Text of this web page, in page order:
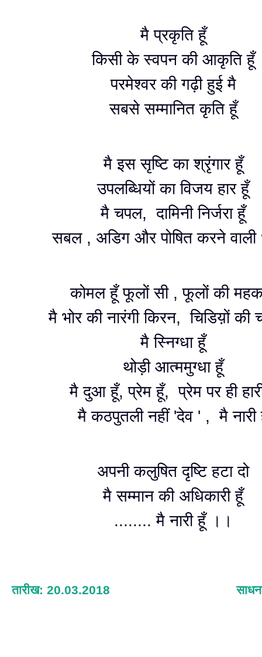
मै प्रकृति हूँ
किसी के स्वपन की आकृति हूँ
परमेश्वर की गढ़ी हुई मै
सबसे सम्मानित कृति हूँ
मै इस सृष्टि का श्रृंगार हूँ
उपलब्धियों का विजय हार हूँ
मै चपल, दामिनी निर्जरा हूँ
सबल , अडिग और पोषित करने वाली
कोमल हूँ फूलों सी , फूलों की
मै भोर की नारंगी किरन, चिडिय़ों
मै स्निग्धा हूँ
थोड़ी आत्ममुग्धा हूँ
मै दुआ हूँ, प्रेम हूँ, प्रेम पर ही
मै कठपुतली नहीं 'देव ' , मै
अपनी कलुषित दृष्टि हटा दो
मै सम्मान की अधिकारी हूँ
........ मै नारी हूँ ।।
तारीख: 20.03.2018